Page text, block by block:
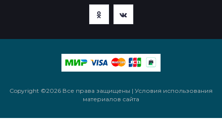
Copyright ©2026 Все права защищены | Условия использования
материалов сайта